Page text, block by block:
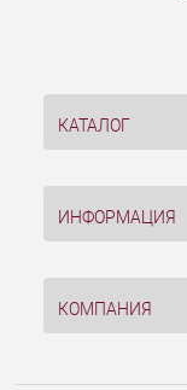
КАТАЛОГ
ИНФОРМАЦИЯ
КОМПАНИЯ